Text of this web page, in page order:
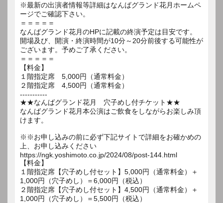
※最新の出演者情報等詳細はなんばグランド花月ホームペ
ージでご確認下さい。
＝＝＝＝＝
なんばグランド花月のHPに記載の終演予定は目安です。
開場及び、開演・終演時間が10分～20分前後する可能性が
ございます。予めご了承ください。
＝＝＝＝＝
【料金】
１階指定席 5,000円（通常料金）
２階指定席 4,500円（通常料金）
-----------
★★なんばグランド花月 穴子めし付チケット★★
なんばグランド花月本公演はご飲食をしながらお楽しみ頂
けます。
※※お申し込みの前に必ず下記サイトで詳細をお確かめの
上、お申し込みください
https://ngk.yoshimoto.co.jp/2024/08/post-144.html
【料金】
１階指定席【穴子めし付セット】5,000円（通常料金）＋
1,000円（穴子めし）＝6,000円（税込）
２階指定席【穴子めし付セット】4,500円（通常料金）＋
1,000円（穴子めし）＝5,500円（税込）